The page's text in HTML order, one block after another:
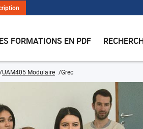
FORMATIONS EN PDF
UAM405 Modulaire Grec